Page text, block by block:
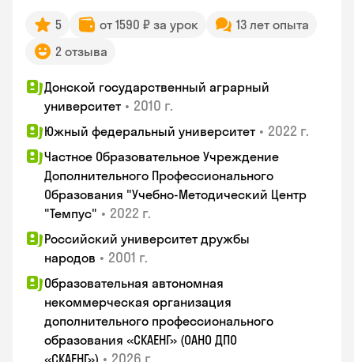
5 от 1590 ₽ за урок
13 лет опыта
2 отзыва
Донской государственный аграрный
университет • 2010 г.
Южный федеральный университет • 2022 г.
Частное Образовательное Учреждение
Дополнительного Профессионального
Образования "Учебно-Методический Центр
"Темпус" • 2022 г.
Российский университет дружбы
народов • 2001 г.
Образовательная автономная
некоммерческая организация
дополнительного профессионального
образования «СКАЕНГ» (ОАНО ДПО
«СКАЕНГ»)